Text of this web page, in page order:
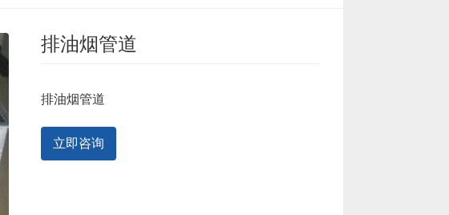
排油烟管道
排油烟管道
立即咨询